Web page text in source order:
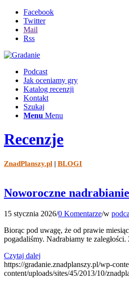
Facebook
Twitter
Mail
Rss
Podcast
Jak oceniamy gry
Katalog recenzji
Kontakt
Szukaj
Menu Menu
Recenzje
ZnadPlanszy.pl | BLOGI
Noworoczne
15 stycznia 2026/0 Komentarze/w
Biorąc pod uwagę, że od prawie
pogadaliśmy. Nadrabiamy te zaległości.
Czytaj dalej
https://gradanie.znadplanszy.pl/wp-
content/uploads/sites/45/2013/10/